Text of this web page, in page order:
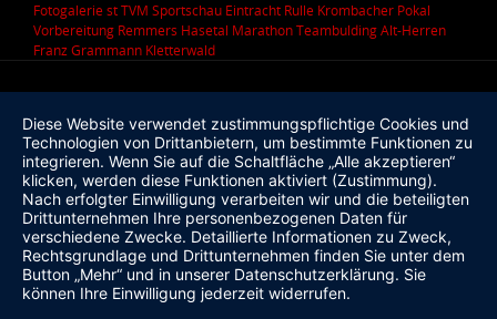
Fotogalerie stTVM Sportschau Eintracht Rulle Krombacher Pokal
Vorbereitung Remmers Hasetal MarathonTeambuldingAlt-Herren
Franz Grammann Kletterwald
Diese Website verwendet zustimmungspflichtige Cookies und
Technologien von Drittanbietern, um bestimmte Funktionen zu
integrieren. Wenn Sie auf die Schaltfläche „Alle akzeptieren“
klicken, werden diese Funktionen aktiviert (Zustimmung).
Nach erfolgter Einwilligung verarbeiten wir und die beteiligten
Drittunternehmen Ihre personenbezogenen Daten für
verschiedene Zwecke. Detaillierte Informationen zu Zweck,
Rechtsgrundlage und Drittunternehmen finden Sie unter dem
Button „Mehr“ und in unserer Datenschutzerklärung. Sie
können Ihre Einwilligung jederzeit widerrufen.